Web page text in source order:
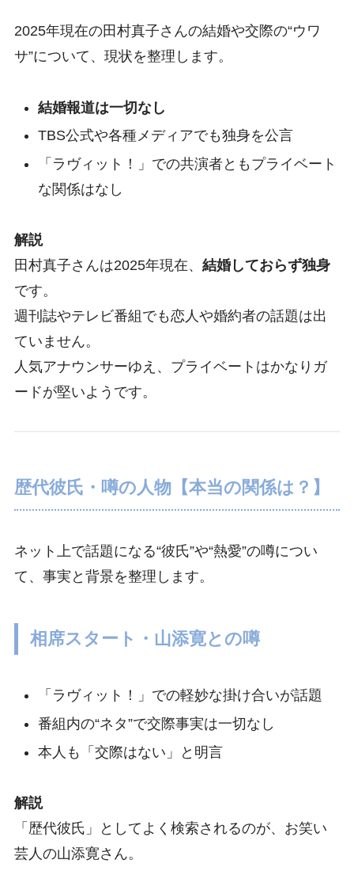
2025年現在の田村真子さんの結婚や交際の“ウワ
サ”について、現状を整理します。
結婚報道は一切なし
TBS公式や各種メディアでも独身を公言
「ラヴィット！」での共演者ともプライベート
な関係はなし
解説
田村真子さんは2025年現在、 結婚しておらず独身
です。
週刊誌やテレビ番組でも恋人や婚約者の話題は出
ていません。
人気アナウンサーゆえ、プライベートはかなりガ
ードが堅いようです。
歴代彼氏・噂の人物【本当の関係は？】
ネット上で話題になる“彼氏”や“熱愛”の噂につい
て、事実と背景を整理します。
相席スタート・山添寛との噂
「ラヴィット！」での軽妙な掛け合いが話題
番組内の“ネタ”で交際事実は一切なし
本人も「交際はない」と明言
解説
「歴代彼氏」としてよく検索されるのが、お笑い
芸人の山添寛さん。